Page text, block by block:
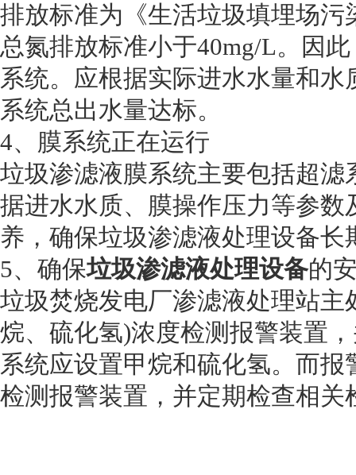
排放标准为《生活垃圾填埋场污
总氮排放标准小于40mg/L。因
系统。应根据实际进水水量和
系统总出水量达标。
4、膜系统正在运行
垃圾渗滤液膜系统主要包括超
据进水水质、膜操作压力等参
养，确保垃圾渗滤液处理设备长
5、确保垃圾渗滤液处理设备的
垃圾焚烧发电厂渗滤液处理站
烷、硫化氢)浓度检测报警装置
系统应设置甲烷和硫化氢。而
检测报警装置，并定期检查相关